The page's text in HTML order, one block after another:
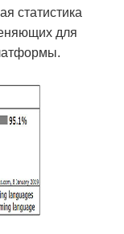
статистика
для